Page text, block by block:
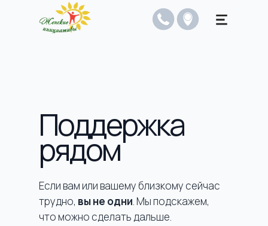
Поддержка
рядом
Если вам или вашему близкому сейчас
трудно, вы не одни. Мы подскажем,
что можно сделать дальше.